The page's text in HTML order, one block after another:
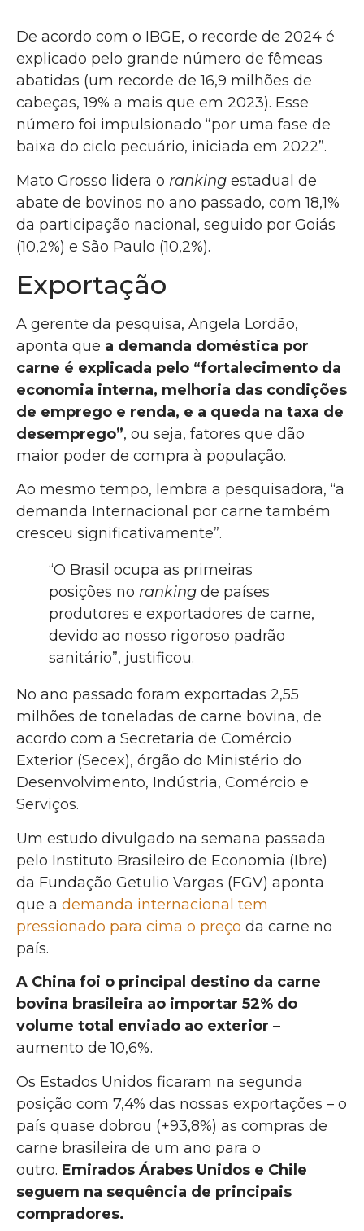
De acordo com o IBGE, o recorde de 2024 é
explicado pelo grande número de fêmeas
abatidas (um recorde de 16,9 milhões de
cabeças, 19% a mais que em 2023). Esse
número foi impulsionado “por uma fase de
baixa do ciclo pecuário, iniciada em 2022”.
Mato Grosso lidera o ranking estadual de
abate de bovinos no ano passado, com 18,1%
da participação nacional, seguido por Goiás
(10,2%) e São Paulo (10,2%).
Exportação
A gerente da pesquisa, Angela Lordão,
aponta que a demanda doméstica por
carne é explicada pelo “fortalecimento da
economia interna, melhoria das condições
de emprego e renda, e a queda na taxa de
desemprego”, ou seja, fatores que dão
maior poder de compra à população.
Ao mesmo tempo, lembra a pesquisadora, “a
demanda Internacional por carne também
cresceu significativamente”.
“O Brasil ocupa as primeiras
posições no ranking de países
produtores e exportadores de carne,
devido ao nosso rigoroso padrão
sanitário”, justificou.
No ano passado foram exportadas 2,55
milhões de toneladas de carne bovina, de
acordo com a Secretaria de Comércio
Exterior (Secex), órgão do Ministério do
Desenvolvimento, Indústria, Comércio e
Serviços.
Um estudo divulgado na semana passada
pelo Instituto Brasileiro de Economia (Ibre)
da Fundação Getulio Vargas (FGV) aponta
que a demanda internacional tem
pressionado para cima o preço da carne no
país.
A China foi o principal destino da carne
bovina brasileira ao importar 52% do
volume total enviado ao exterior –
aumento de 10,6%.
Os Estados Unidos ficaram na segunda
posição com 7,4% das nossas exportações – o
país quase dobrou (+93,8%) as compras de
carne brasileira de um ano para o
outro. Emirados Árabes Unidos e Chile
seguem na sequência de principais
compradores.